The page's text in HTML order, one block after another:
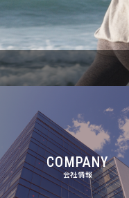
COMPANY
会社情報